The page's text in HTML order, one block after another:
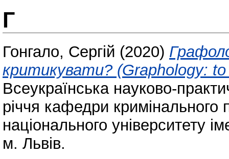
Г
Гонгало, Сергій (2020)
критикувати? (Graphology:
Всеукраїнська науково-
річчя кафедри кримінального
національного університету
м. Львів.